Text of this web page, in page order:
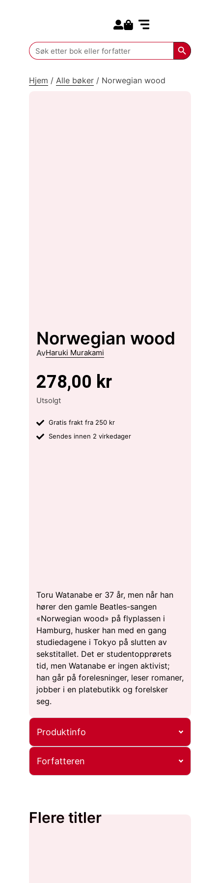
Search
for:
Search
Hjem / Alle bøker / Norwegian wood
Norwegian wood
AvHaruki Murakami
278,00 kr
Utsolgt
Gratis frakt fra 250 kr
Sendes innen 2 virkedager
Toru Watanabe er 37 år, men når han
hører den gamle Beatles-sangen
«Norwegian wood» på flyplassen i
Hamburg, husker han med en gang
studiedagene i Tokyo på slutten av
sekstitallet. Det er studentopprørets
tid, men Watanabe er ingen aktivist;
han går på forelesninger, leser romaner,
jobber i en platebutikk og forelsker
seg.
Produktinfo
Forfatteren
Flere titler